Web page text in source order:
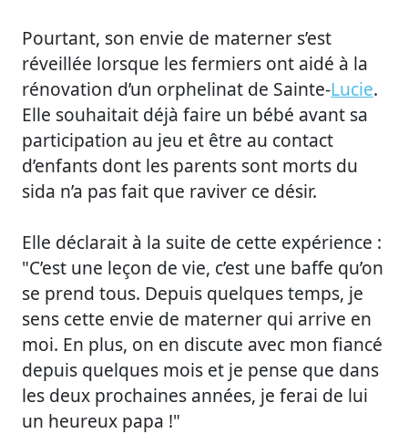
Pourtant, son envie de materner s’est
réveillée lorsque les fermiers ont aidé à la
rénovation d’un orphelinat de Sainte-Lucie.
Elle souhaitait déjà faire un bébé avant sa
participation au jeu et être au contact
d’enfants dont les parents sont morts du
sida n’a pas fait que raviver ce désir.
Elle déclarait à la suite de cette expérience :
"C’est une leçon de vie, c’est une baffe qu’on
se prend tous. Depuis quelques temps, je
sens cette envie de materner qui arrive en
moi. En plus, on en discute avec mon fiancé
depuis quelques mois et je pense que dans
les deux prochaines années, je ferai de lui
un heureux papa !"